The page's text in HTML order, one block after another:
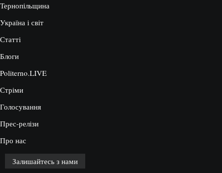
Тернопільщина
Україна і світ
Статті
Блоги
Politerno.LIVE
Стріми
Голосування
Прес-релізи
Про нас
Залишайтесь з нами